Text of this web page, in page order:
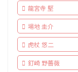
龍宮寺 堅
場地 圭介
虎杖 悠二
釘崎 野薔薇